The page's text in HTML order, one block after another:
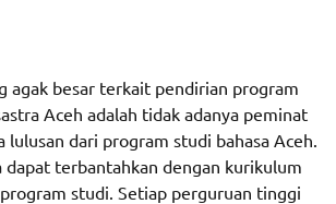
agak besar terkait pendirian program
Aceh adalah tidak adanya peminat
lulusan dari program studi bahasa Aceh.
dapat terbantahkan dengan kurikulum
studi. Setiap perguruan tinggi